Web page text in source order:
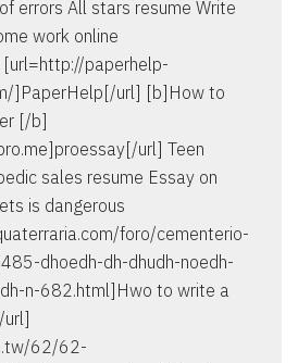
errors All stars resume Write
work online
[url=http://paperhelp-
]PaperHelp[/url] [b]How to
[/b]
url] Teen
sales resume Essay on
is dangerous
foro/cementerio-
dhoedh-dh-dhudh-noedh-
n-682.html]Hwo to write a
62/62-